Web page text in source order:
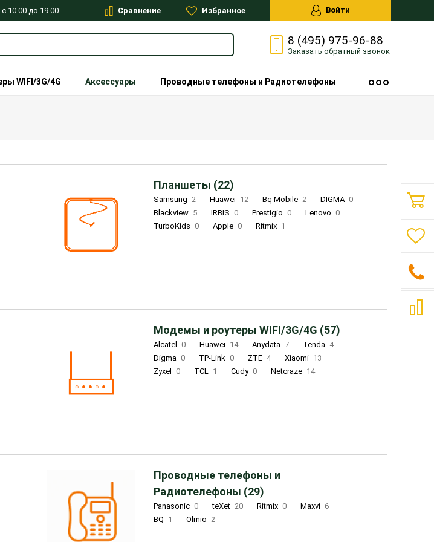
10.00 до 19.00 Сравнение Избранное Войти
8 (495) 975-96-88
Заказать обратный звонок
WIFI/3G/4G Аксессуары Проводные телефоны и Радиотелефоны
Планшеты (22)
Samsung 2 Huawei 12 Bq Mobile 2 DIGMA 0
Blackview 5 IRBIS 0 Prestigio 0 Lenovo 0
TurboKids 0 Apple 0 Ritmix 1
Модемы и роутеры WIFI/3G/4G (57)
Alcatel 0 Huawei 14 Anydata 7 Tenda 4
Digma 0 TP-Link 0 ZTE 4 Xiaomi 13
Zyxel
0 TCL 1 Cudy 0 Netcraze 14
Проводные телефоны и
Радиотелефоны (29)
Panasonic 0 teXet 20 Ritmix 0 Maxvi 6
BQ 1 Olmio 2